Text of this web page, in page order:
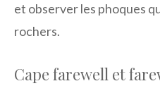
et observer les phoques
rochers.
Cape farewell et